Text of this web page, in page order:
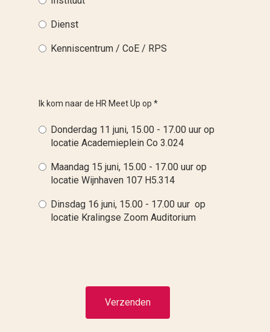
Dienst
Kenniscentrum / CoE / RPS
Ik kom naar de HR Meet Up op *
Donderdag 11 juni, 15.00 - 17.00 uur op
locatie Academieplein Co 3.024
Maandag 15 juni, 15.00 - 17.00 uur op
locatie Wijnhaven 107 H5.314
Dinsdag 16 juni, 15.00 - 17.00 uur op
locatie Kralingse Zoom Auditorium
Verzenden